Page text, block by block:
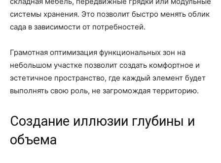
системы хранения. Это позволит быстро менять облик
сада в зависимости от потребностей.
Грамотная оптимизация функциональных зон на
небольшом участке позволит создать комфортное и
эстетичное пространство, где каждый элемент будет
выполнять свою роль, не загромождая территорию.
Создание иллюзии глубины и
объема